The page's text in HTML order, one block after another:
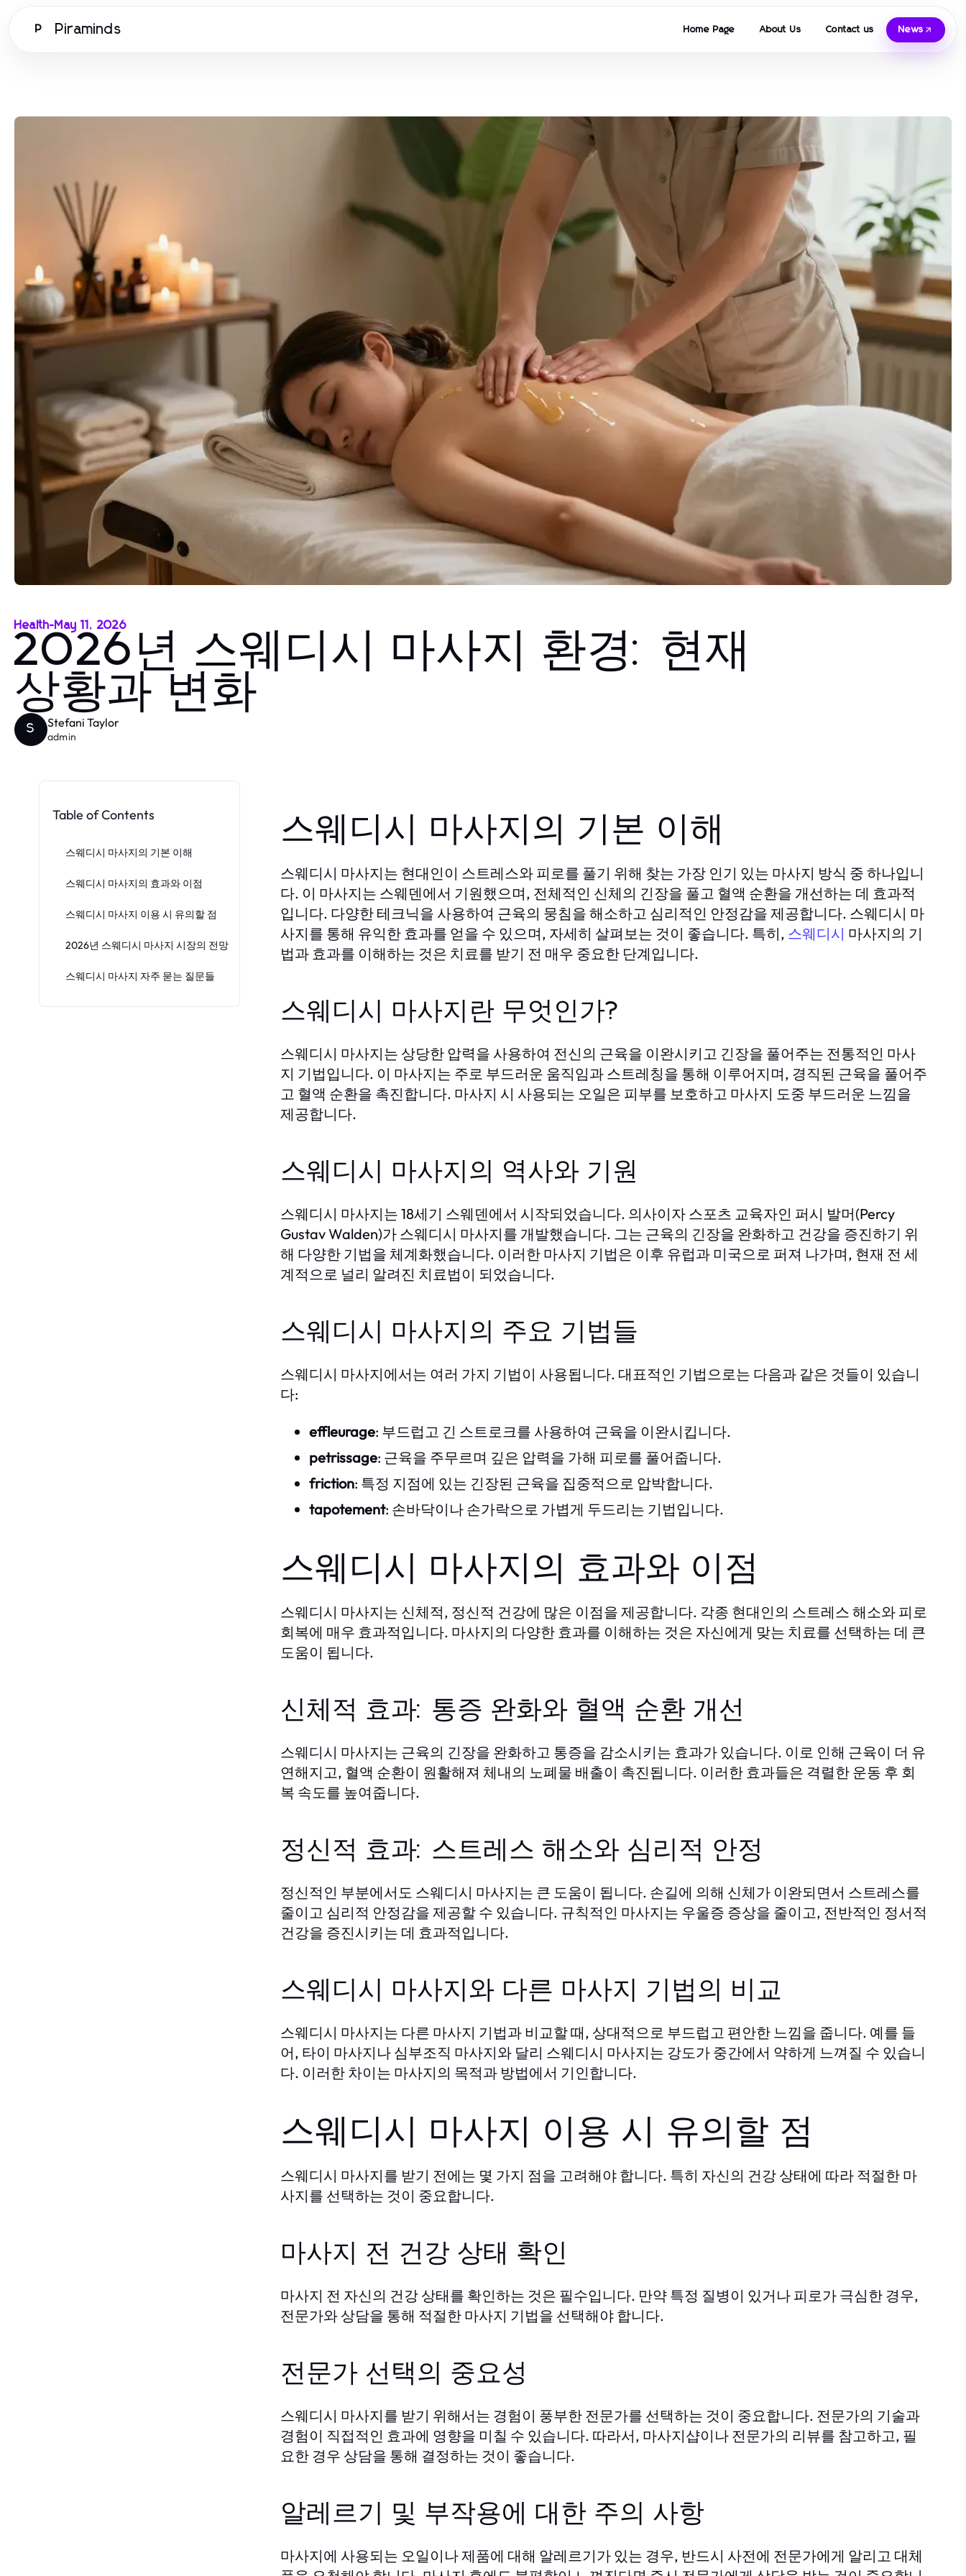
P Piraminds Home Page About Us Contact us News
Health-May 11, 2026
2026년 스웨디시 마사지 환경: 현재
상황과 변화
S Stefani Taylor
admin
Table of Contents
스웨디시 마사지의 기본 이해
스웨디시 마사지의 효과와 이점
스웨디시 마사지 이용 시 유의할 점
2026년 스웨디시 마사지 시장의 전망
스웨디시 마사지 자주 묻는 질문들
스웨디시 마사지의 기본 이해
스웨디시 마사지는 현대인이 스트레스와 피로를 풀기 위해 찾는 가장 인기 있는 마사지 방식 중 하나입니
다. 이 마사지는 스웨덴에서 기원했으며, 전체적인 신체의 긴장을 풀고 혈액 순환을 개선하는 데 효과적
입니다. 다양한 테크닉을 사용하여 근육의 뭉침을 해소하고 심리적인 안정감을 제공합니다. 스웨디시 마
사지를 통해 유익한 효과를 얻을 수 있으며, 자세히 살펴보는 것이 좋습니다. 특히, 스웨디시 마사지의 기
법과 효과를 이해하는 것은 치료를 받기 전 매우 중요한 단계입니다.
스웨디시 마사지란 무엇인가?
스웨디시 마사지는 상당한 압력을 사용하여 전신의 근육을 이완시키고 긴장을 풀어주는 전통적인 마사
지 기법입니다. 이 마사지는 주로 부드러운 움직임과 스트레칭을 통해 이루어지며, 경직된 근육을 풀어주
고 혈액 순환을 촉진합니다. 마사지 시 사용되는 오일은 피부를 보호하고 마사지 도중 부드러운 느낌을
제공합니다.
스웨디시 마사지의 역사와 기원
스웨디시 마사지는 18세기 스웨덴에서 시작되었습니다. 의사이자 스포츠 교육자인 퍼시 발머(Percy
Gustav Walden)가 스웨디시 마사지를 개발했습니다. 그는 근육의 긴장을 완화하고 건강을 증진하기 위
해 다양한 기법을 체계화했습니다. 이러한 마사지 기법은 이후 유럽과 미국으로 퍼져 나가며, 현재 전 세
계적으로 널리 알려진 치료법이 되었습니다.
스웨디시 마사지의 주요 기법들
스웨디시 마사지에서는 여러 가지 기법이 사용됩니다. 대표적인 기법으로는 다음과 같은 것들이 있습니
다:
effleurage: 부드럽고 긴 스트로크를 사용하여 근육을 이완시킵니다.
petrissage: 근육을 주무르며 깊은 압력을 가해 피로를 풀어줍니다.
friction: 특정 지점에 있는 긴장된 근육을 집중적으로 압박합니다.
tapotement: 손바닥이나 손가락으로 가볍게 두드리는 기법입니다.
스웨디시 마사지의 효과와 이점
스웨디시 마사지는 신체적, 정신적 건강에 많은 이점을 제공합니다. 각종 현대인의 스트레스 해소와 피로
회복에 매우 효과적입니다. 마사지의 다양한 효과를 이해하는 것은 자신에게 맞는 치료를 선택하는 데 큰
도움이 됩니다.
신체적 효과: 통증 완화와 혈액 순환 개선
스웨디시 마사지는 근육의 긴장을 완화하고 통증을 감소시키는 효과가 있습니다. 이로 인해 근육이 더 유
연해지고, 혈액 순환이 원활해져 체내의 노폐물 배출이 촉진됩니다. 이러한 효과들은 격렬한 운동 후 회
복 속도를 높여줍니다.
정신적 효과: 스트레스 해소와 심리적 안정
정신적인 부분에서도 스웨디시 마사지는 큰 도움이 됩니다. 손길에 의해 신체가 이완되면서 스트레스를
줄이고 심리적 안정감을 제공할 수 있습니다. 규칙적인 마사지는 우울증 증상을 줄이고, 전반적인 정서적
건강을 증진시키는 데 효과적입니다.
스웨디시 마사지와 다른 마사지 기법의 비교
스웨디시 마사지는 다른 마사지 기법과 비교할 때, 상대적으로 부드럽고 편안한 느낌을 줍니다. 예를 들
어, 타이 마사지나 심부조직 마사지와 달리 스웨디시 마사지는 강도가 중간에서 약하게 느껴질 수 있습니
다. 이러한 차이는 마사지의 목적과 방법에서 기인합니다.
스웨디시 마사지 이용 시 유의할 점
스웨디시 마사지를 받기 전에는 몇 가지 점을 고려해야 합니다. 특히 자신의 건강 상태에 따라 적절한 마
사지를 선택하는 것이 중요합니다.
마사지 전 건강 상태 확인
마사지 전 자신의 건강 상태를 확인하는 것은 필수입니다. 만약 특정 질병이 있거나 피로가 극심한 경우,
전문가와 상담을 통해 적절한 마사지 기법을 선택해야 합니다.
전문가 선택의 중요성
스웨디시 마사지를 받기 위해서는 경험이 풍부한 전문가를 선택하는 것이 중요합니다. 전문가의 기술과
경험이 직접적인 효과에 영향을 미칠 수 있습니다. 따라서, 마사지샵이나 전문가의 리뷰를 참고하고, 필
요한 경우 상담을 통해 결정하는 것이 좋습니다.
알레르기 및 부작용에 대한 주의 사항
마사지에 사용되는 오일이나 제품에 대해 알레르기가 있는 경우, 반드시 사전에 전문가에게 알리고 대체